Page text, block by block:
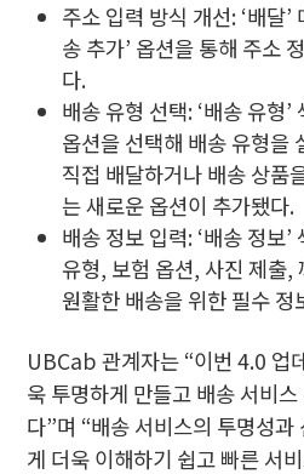
주소 입력 방식 개선: ‘배달’
송 추가’ 옵션을 통해 주소
다.
배송 유형 선택: ‘배송 유형’
옵션을 선택해 배송 유형을
직접 배달하거나 배송 상품
는 새로운 옵션이 추가됐다.
배송 정보 입력: ‘배송 정보
유형, 보험 옵션, 사진 제출,
원활한 배송을 위한 필수 정
UBCab 관계자는 “이번 4.0 업
욱 투명하게 만들고 배송 서비
다”며 “배송 서비스의 투명성
게 더욱 이해하기 쉽고 빠른 서